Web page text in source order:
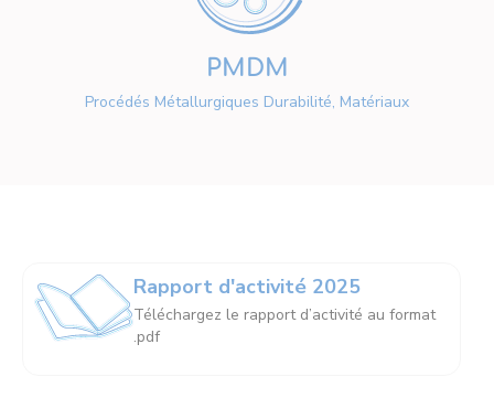
PMDM
Procédés Métallurgiques Durabilité, Matériaux
Rapport d'activité 2025
Téléchargez le rapport d’activité au format
.pdf